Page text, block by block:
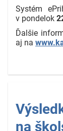
Systém
v pondelok
Ďalšie
aj na
na